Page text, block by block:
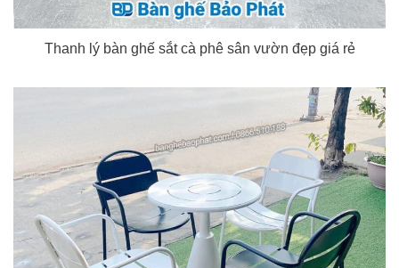
Thanh lý bàn ghế sắt cà phê sân vườn đẹp giá rẻ